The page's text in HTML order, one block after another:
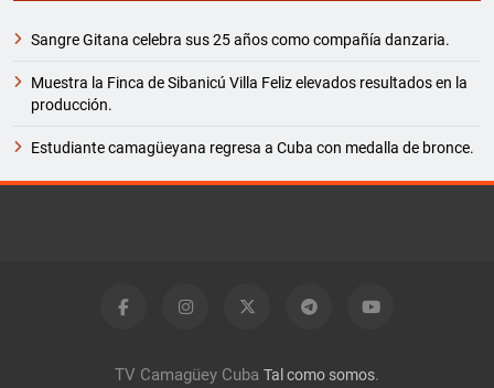
Sangre Gitana celebra sus 25 años como compañía danzaria.
Muestra la Finca de Sibanicú Villa Feliz elevados resultados en la
producción.
Estudiante camagüeyana regresa a Cuba con medalla de bronce.
TV Camagüey Cuba Tal como somos.